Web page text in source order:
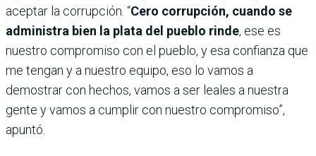
aceptar la corrupción. “Cero corrupción, cuando se
administra bien la plata del pueblo rinde, ese es
nuestro compromiso con el pueblo, y esa confianza que
me tengan y a nuestro equipo, eso lo vamos a
demostrar con hechos, vamos a ser leales a nuestra
gente y vamos a cumplir con nuestro compromiso”,
apuntó.